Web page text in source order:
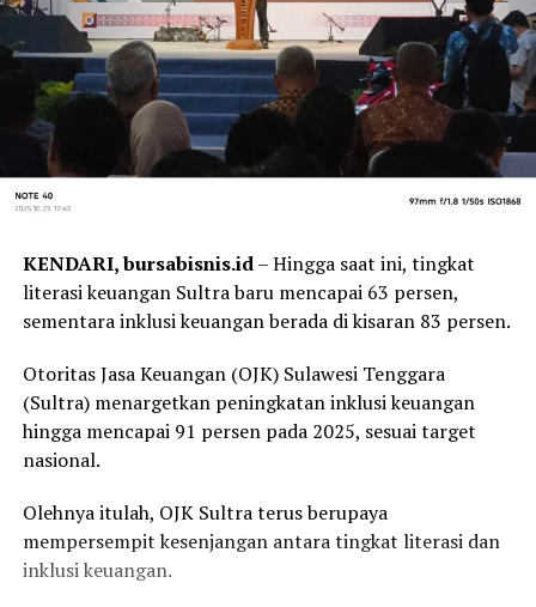
KENDARI, bursabisnis.id– Hingga saat ini, tingkat
literasi keuangan Sultra baru mencapai 63 persen,
sementara inklusi keuangan berada di kisaran 83 persen.
Otoritas Jasa Keuangan (OJK) Sulawesi Tenggara
(Sultra) menargetkan peningkatan inklusi keuangan
hingga mencapai 91 persen pada 2025, sesuai target
nasional.
Olehnya itulah, OJK Sultra terus berupaya
mempersempit kesenjangan antara tingkat literasi dan
inklusi keuangan.